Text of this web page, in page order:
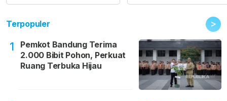
Terpopuler >
1
Pemkot Bandung Terima
2.000 Bibit Pohon, Perkuat
Ruang Terbuka Hijau